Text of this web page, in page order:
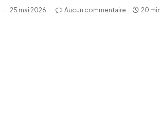
25 mai 2026 Aucun commentaire 20 min